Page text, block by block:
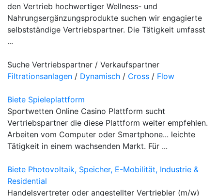
den Vertrieb hochwertiger Wellness- und
Nahrungsergänzungsprodukte suchen wir engagierte
selbstständige Vertriebspartner. Die Tätigkeit umfasst
...
Suche Vertriebspartner / Verkaufspartner
Filtrationsanlagen / Dynamisch / Cross / Flow
Biete Spieleplattform
Sportwetten Online Casino Plattform sucht
Vertriebspartner die diese Plattform weiter empfehlen.
Arbeiten vom Computer oder Smartphone... leichte
Tätigkeit in einem wachsenden Markt. Für ...
Biete Photovoltaik, Speicher, E-Mobilität, Industrie &
Residential
Handelsvertreter oder angestellter Vertriebler (m/w)